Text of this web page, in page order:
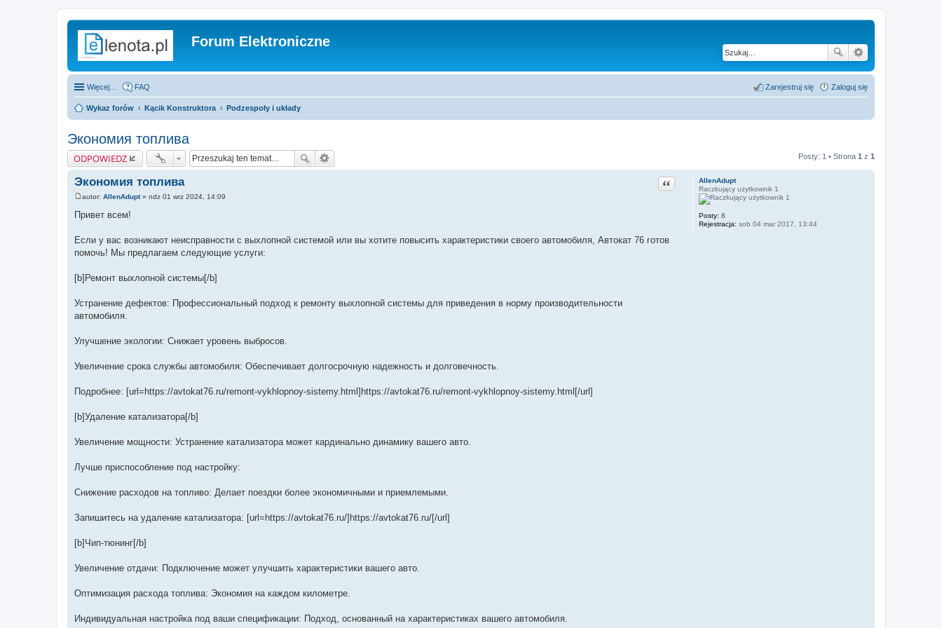
Forum Elektroniczne
Więcej… FAQ Zaloguj się
Zarejestruj się
Wykaz forów Kącik Konstruktora Podzespoły i układy
Экономия топлива
ODPOWIEDZ Posty: 1 • Strona 1 z 1
AllenAdupt
Raczkujący użytkownik 1
Posty: 8
Rejestracja: sob 04 mar 2017, 13:44
Экономия топлива Cytuj
s
autor: AllenAdupt» ndz 01 wrz 2024, 14:09
Привет всем!
Если у вас возникают неисправности с выхлопной системой или вы хотите повысить характеристики своего автомобиля, Автокат 76 готов
помочь! Мы предлагаем следующие услуги:
[b]Ремонт выхлопной системы[/b]
Устранение дефектов: Профессиональный подход к ремонту выхлопной системы для приведения в норму производительности
автомобиля.
Улучшение экологии: Снижает уровень выбросов.
Увеличение срока службы автомобиля: Обеспечивает долгосрочную надежность и долговечность.
Подробнее: [url=https://avtokat76.ru/remont-vykhlopnoy-sistemy.html]https://avtokat76.ru/remont-vykhlopnoy-sistemy.html[/url]
[b]Удаление катализатора[/b]
Увеличение мощности: Устранение катализатора может кардинально динамику вашего авто.
Лучше приспособление под настройку:
Снижение расходов на топливо: Делает поездки более экономичными и приемлемыми.
Запишитесь на удаление катализатора: [url=https://avtokat76.ru/]https://avtokat76.ru/[/url]
[b]Чип-тюнинг[/b]
Увеличение отдачи: Подключение может улучшить характеристики вашего авто.
Оптимизация расхода топлива: Экономия на каждом километре.
Индивидуальная настройка под ваши спецификации: Подход, основанный на характеристиках вашего автомобиля.